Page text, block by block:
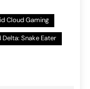
Cloud Gaming
Snake Eater